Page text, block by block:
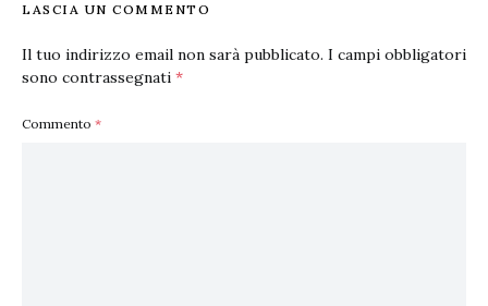
LASCIA UN COMMENTO
Il tuo indirizzo email non sarà pubblicato. I campi obbligatori
sono contrassegnati *
Commento *